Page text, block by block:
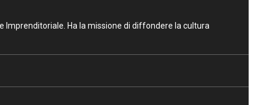
Imprenditoriale. Ha la missione di diffondere la cultura